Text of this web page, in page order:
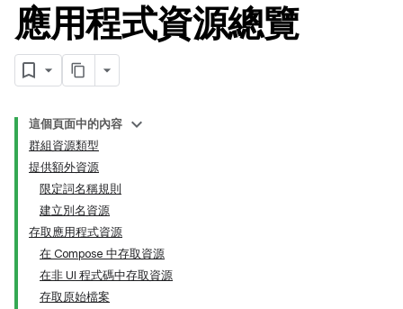
應用程式資源總覽
這個頁面中的內容
群組資源類型
提供額外資源
限定詞名稱規則
建立別名資源
存取應用程式資源
在 Compose 中存取資源
在非 UI 程式碼中存取資源
存取原始檔案